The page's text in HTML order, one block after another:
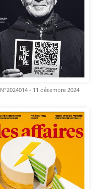
N°2024014 - 11 décembre 2024